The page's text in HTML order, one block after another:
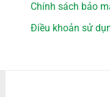
Chính sách bảo
Điều khoản sử